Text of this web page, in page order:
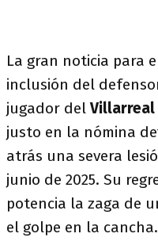
La gran noticia para
inclusión del
jugador delVillarreal
justo en la nómina
atrás una severa
junio de 2025. Su
potencia la zaga de
el golpe en la cancha.